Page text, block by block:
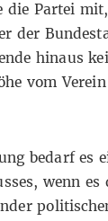
die Partei
der
hinaus
vom
bedarf es
wenn